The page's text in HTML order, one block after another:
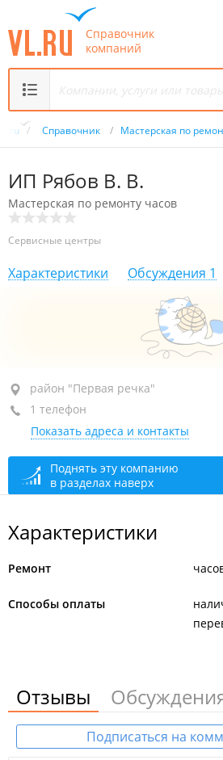
Справочник
компаний
/ Справочник / Мастерская по
ИП Рябов В. В.
Мастерская по ремонту часов
Сервисные центры
Характеристики Обсуждения 1
район "Первая речка", пр-т
+7 924 240-91-05
закрыто, откроется в 10:00
район "Первая речка"
1 телефон
Показать адреса и контакты
Поднять эту компанию
в разделах наверх
Характеристики
Ремонт
Способы оплаты
Отзывы
Подписаться на